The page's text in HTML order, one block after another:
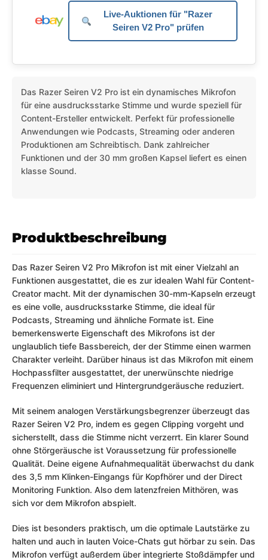
Live-Auktionen für "Razer
Seiren V2 Pro" prüfen
Das Razer Seiren V2 Pro ist ein dynamisches Mikrofon
für eine ausdrucksstarke Stimme und wurde speziell für
Content-Ersteller entwickelt. Perfekt für professionelle
Anwendungen wie Podcasts, Streaming oder anderen
Produktionen am Schreibtisch. Dank zahlreicher
Funktionen und der 30 mm großen Kapsel liefert es einen
klasse Sound.
Produktbeschreibung
Das Razer Seiren V2 Pro Mikrofon ist mit einer Vielzahl an
Funktionen ausgestattet, die es zur idealen Wahl für Content-
Creator macht. Mit der dynamischen 30-mm-Kapseln erzeugt
es eine volle, ausdrucksstarke Stimme, die ideal für
Podcasts, Streaming und ähnliche Formate ist. Eine
bemerkenswerte Eigenschaft des Mikrofons ist der
unglaublich tiefe Bassbereich, der der Stimme einen warmen
Charakter verleiht. Darüber hinaus ist das Mikrofon mit einem
Hochpassfilter ausgestattet, der unerwünschte niedrige
Frequenzen eliminiert und Hintergrundgeräusche reduziert.
Mit seinem analogen Verstärkungsbegrenzer überzeugt das
Razer Seiren V2 Pro, indem es gegen Clipping vorgeht und
sicherstellt, dass die Stimme nicht verzerrt. Ein klarer Sound
ohne Störgeräusche ist Voraussetzung für professionelle
Qualität. Deine eigene Aufnahmequalität überwachst du dank
des 3,5 mm Klinken-Eingangs für Kopfhörer und der Direct
Monitoring Funktion. Also dem latenzfreien Mithören, was
sich vor dem Mikrofon abspielt.
Dies ist besonders praktisch, um die optimale Lautstärke zu
halten und auch in lauten Voice-Chats gut hörbar zu sein. Das
Mikrofon verfügt außerdem über integrierte Stoßdämpfer und